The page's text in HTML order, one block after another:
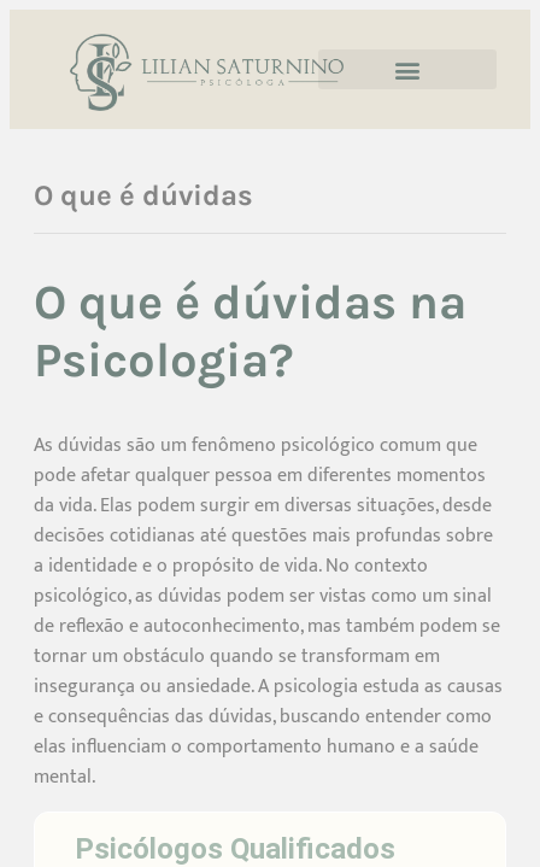
O que é dúvidas
O que é dúvidas na
Psicologia?
As dúvidas são um fenômeno psicológico comum que
pode afetar qualquer pessoa em diferentes momentos
da vida. Elas podem surgir em diversas situações, desde
decisões cotidianas até questões mais profundas sobre
a identidade e o propósito de vida. No contexto
psicológico, as dúvidas podem ser vistas como um sinal
de reflexão e autoconhecimento, mas também podem se
tornar um obstáculo quando se transformam em
insegurança ou ansiedade. A psicologia estuda as causas
e consequências das dúvidas, buscando entender como
elas influenciam o comportamento humano e a saúde
mental.
Psicólogos Qualificados